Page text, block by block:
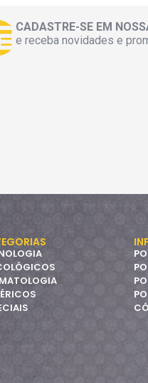
CADASTRE-SE EM
e receba novidades e